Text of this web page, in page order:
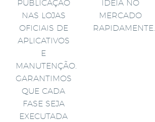
PUBLICAÇÃO
NAS LOJAS
OFICIAIS DE
APLICATIVOS
E
MANUTENÇÃO.
GARANTIMOS
QUE CADA
FASE SEJA
EXECUTADA
IDEIA NO
MERCADO
RAPIDAMENTE.